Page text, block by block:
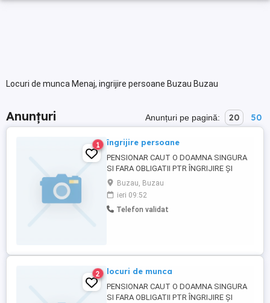
Locuri de munca Menaj, ingrijire persoane Buzau Buzau
Anunțuri Anunțuri pe pagină: 20 50
1 îngrijire persoane
PENSIONAR CAUT O DOAMNA SINGURA
SI FARA OBLIGATII PTR ÎNGRIJIRE ȘI
MENAJ IN SCHIMBUL POSIBILITĂȚII DE A
RĂMÂNE ÎN APARTAMENT CU ACTE
LEGALE DE MOȘTENIRE
Buzau, Buzau
ieri 09:52
Telefon validat
2 locuri de munca
PENSIONAR CAUT O DOAMNA SINGURA
SI FARA OBLIGATII PTR ÎNGRIJIRE ȘI